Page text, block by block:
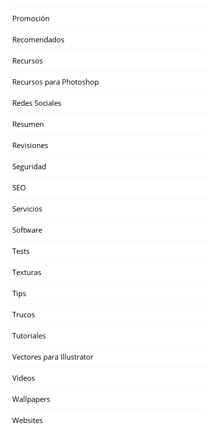
Promoción
Recomendados
Recursos
Recursos para Photoshop
Redes Sociales
Resumen
Revisiones
Seguridad
SEO
Servicios
Software
Tests
Texturas
Tips
Trucos
Tutoriales
Vectores para Illustrator
Videos
Wallpapers
Websites